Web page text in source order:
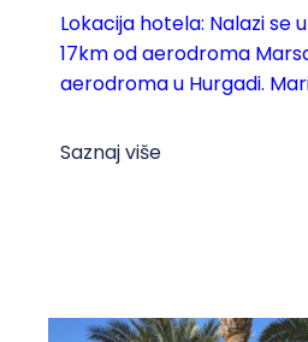
Lokacija hotela: Nalazi se
17km od aerodroma
aerodroma u Hurgadi.
Saznaj više